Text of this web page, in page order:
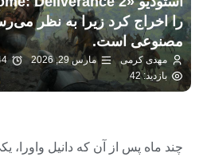
را اخراج کرد زیرا به نظر
مصنوعی است.
مهدی کرمی مارس 29, 2026
بازدید: 42
چند ماه پس از آن که دانیل واورا،